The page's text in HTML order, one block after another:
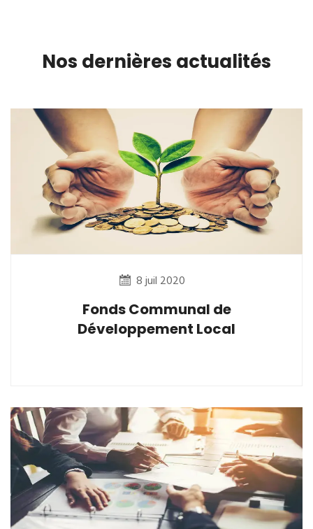
Nos dernières actualités
8 juil 2020
Fonds Communal de
Développement Local